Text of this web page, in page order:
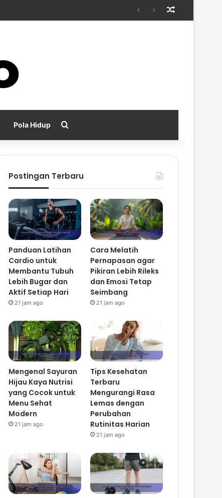
Pola Hidup
Postingan Terbaru
Panduan Latihan
Cardio untuk
Membantu Tubuh
Lebih Bugar dan
Aktif Setiap Hari
21 jam ago
Cara Melatih
Pernapasan agar
Pikiran Lebih Rileks
dan Emosi Tetap
Seimbang
21 jam ago
Mengenal Sayuran
Hijau Kaya Nutrisi
yang Cocok untuk
Menu Sehat
Modern
21 jam ago
Tips Kesehatan
Terbaru
Mengurangi Rasa
Lemas dengan
Perubahan
Rutinitas Harian
21 jam ago